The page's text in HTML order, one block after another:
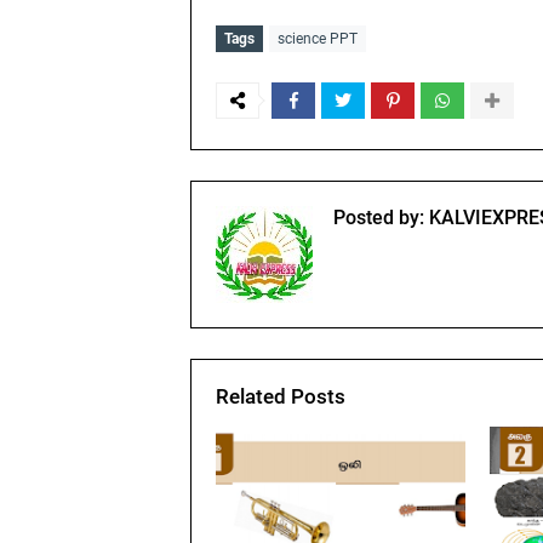
Tags science PPT
Posted by:
Related Posts